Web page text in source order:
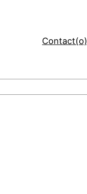
Contact(o)